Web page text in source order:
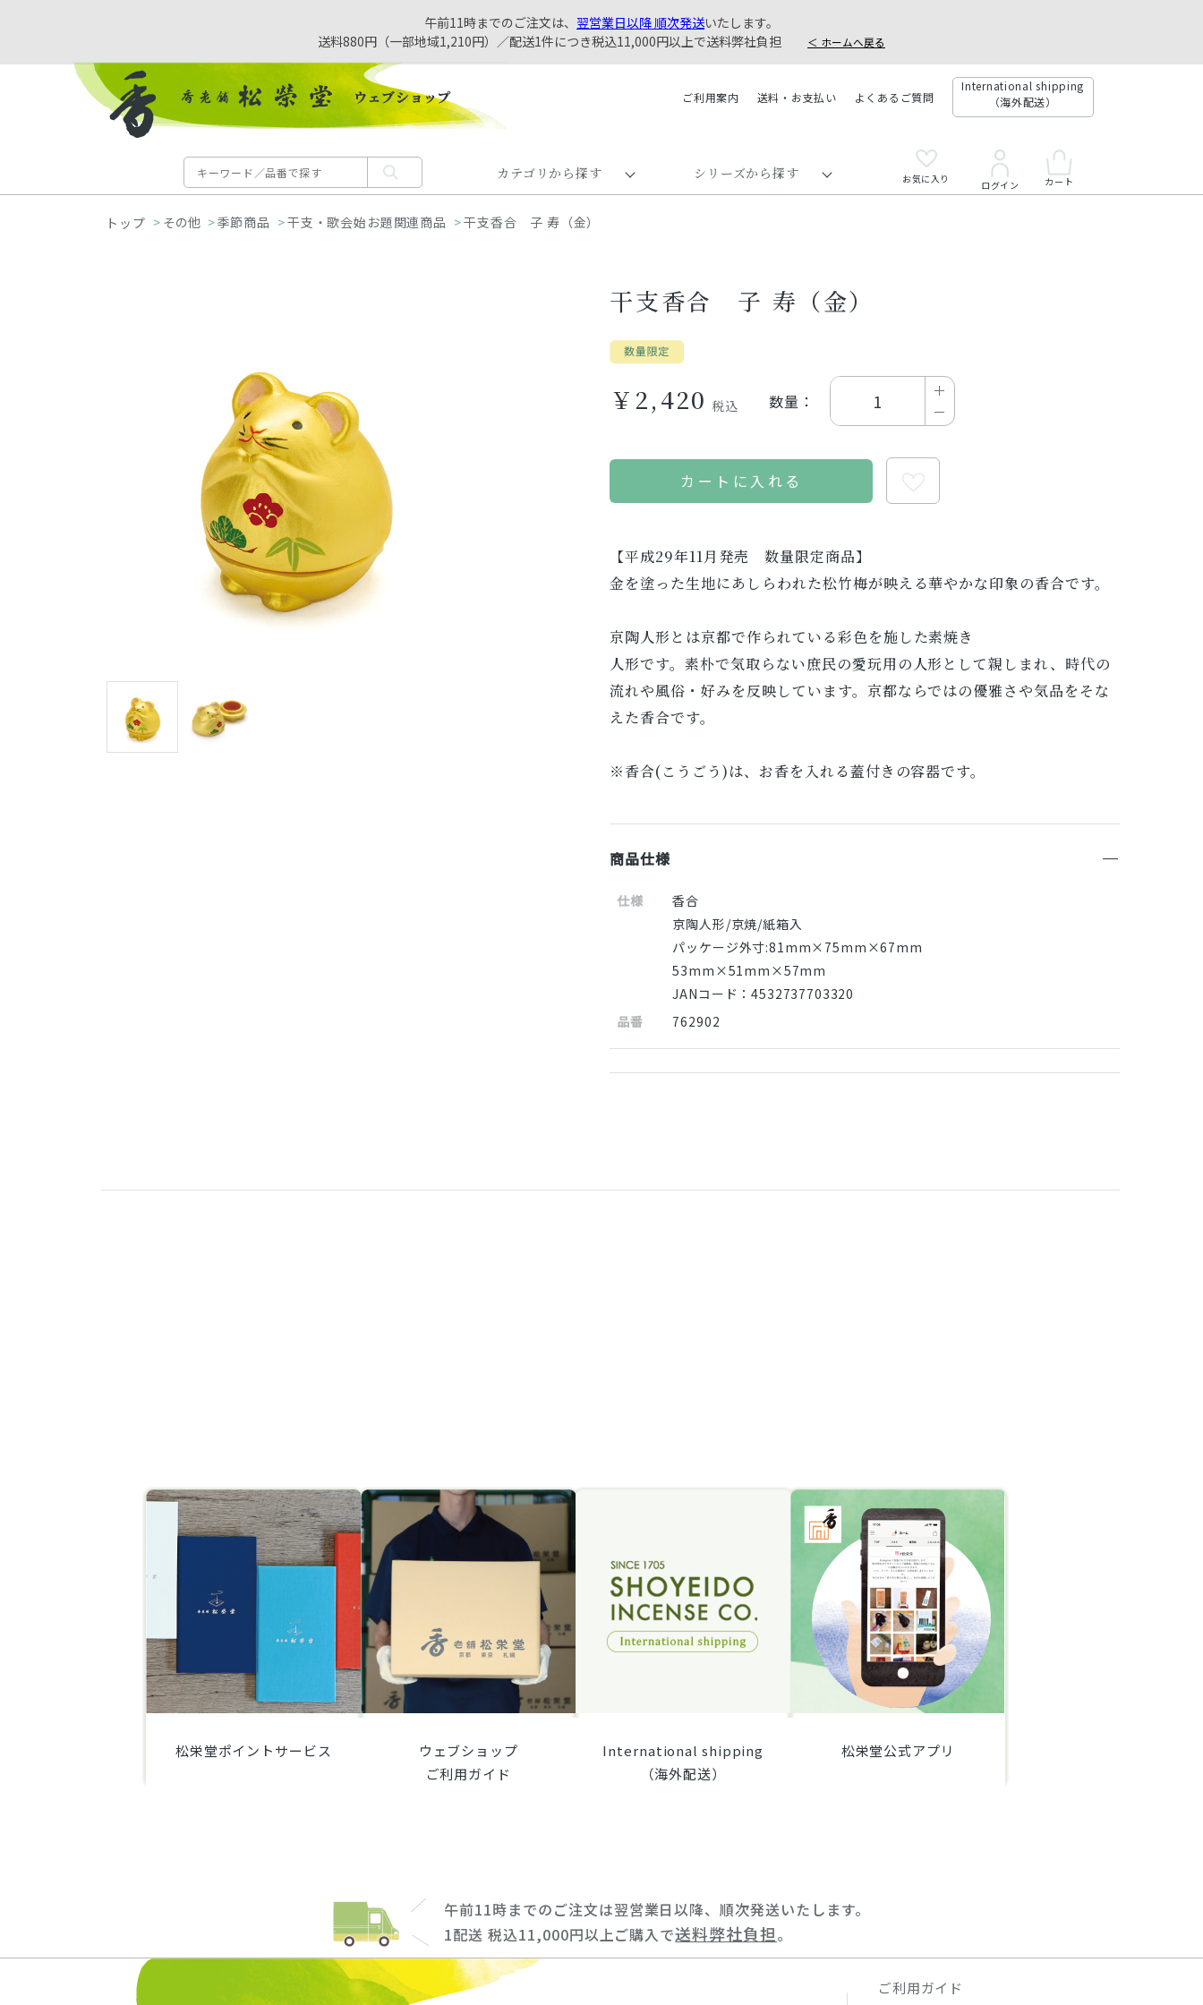
午前11時までのご注文は、 翌営業日以降 順次発送いたします。
送料880円（一部地域1,210円）／配送1件につき税込11,000円以上で送料弊社負担
＜ ホームへ戻る
ご利用案内 送料・お支払い よくあるご質問
International shipping
（海外配送）
カテゴリから探す シリーズから探す お気に入り ログイン カート
> その他 >季節商品 >干支・歌会始お題関連商品 >干支香合 子 寿（金）
干支香合 子 寿（金）
￥2,420 数量：
カートに入れる
【平成29年11月発売 数量限定商品】
金を塗った生地にあしらわれた松竹梅が映える華やかな印象の香合です。
京陶人形とは京都で作られている彩色を施した素焼き
人形です。素朴で気取らない庶民の愛玩用の人形として親しまれ、時代の
流れや風俗・好みを反映しています。京都ならではの優雅さや気品をそな
えた香合です。
※香合(こうごう)は、お香を入れる蓋付きの容器です。
商品仕様
仕様
香合
京陶人形/京焼/紙箱入
パッケージ外寸:81mm×75mm×67mm
53mm×51mm×57mm
JANコード：4532737703320
品番
762902
松栄堂ポイントサービス
ウェブショップ
ご利用ガイド
International shipping
（海外配送）
松栄堂公式アプリ
午前11時までのご注文は翌営業日以降、順次発送いたします。
1配送 税込11,000円以上ご購入で送料弊社負担。
ご利用ガイド